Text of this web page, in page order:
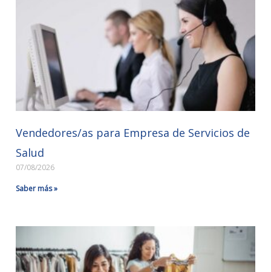
Vendedores/as para Empresa de Servicios de
Salud
07/08/2026
Saber más »